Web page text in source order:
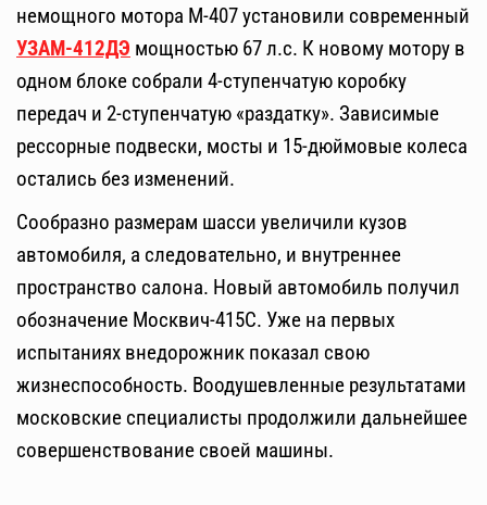
немощного мотора М-407 установили современный
УЗАМ-412ДЭ мощностью 67 л.с. К новому мотору в
одном блоке собрали 4-ступенчатую коробку
передач и 2-ступенчатую «раздатку». Зависимые
рессорные подвески, мосты и 15-дюймовые колеса
остались без изменений.
Сообразно размерам шасси увеличили кузов
автомобиля, а следовательно, и внутреннее
пространство салона. Новый автомобиль получил
обозначение Москвич-415С. Уже на первых
испытаниях внедорожник показал свою
жизнеспособность. Воодушевленные результатами
московские специалисты продолжили дальнейшее
совершенствование своей машины.